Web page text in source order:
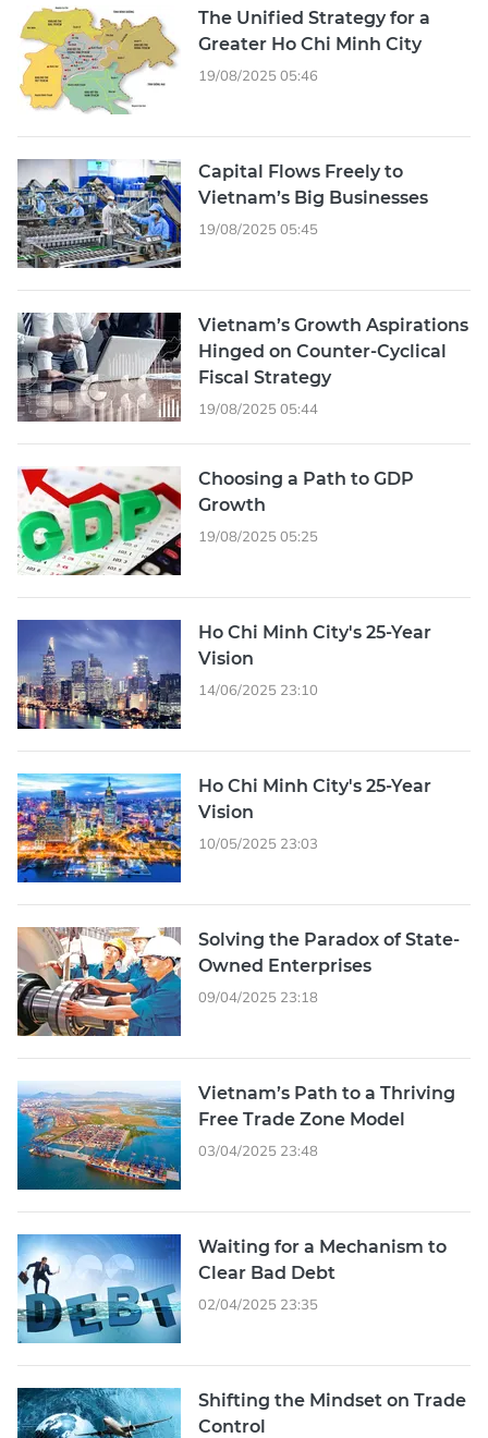
The Unified Strategy for a
Greater Ho Chi Minh City
19/08/2025 05:46
Capital Flows Freely to
Vietnam’s Big Businesses
19/08/2025 05:45
Vietnam’s Growth Aspirations
Hinged on Counter-Cyclical
Fiscal Strategy
19/08/2025 05:44
Choosing a Path to GDP
Growth
19/08/2025 05:25
Ho Chi Minh City's 25-Year
Vision
14/06/2025 23:10
Ho Chi Minh City's 25-Year
Vision
10/05/2025 23:03
Solving the Paradox of State-
Owned Enterprises
09/04/2025 23:18
Vietnam’s Path to a Thriving
Free Trade Zone Model
03/04/2025 23:48
Waiting for a Mechanism to
Clear Bad Debt
02/04/2025 23:35
Shifting the Mindset on Trade
Control